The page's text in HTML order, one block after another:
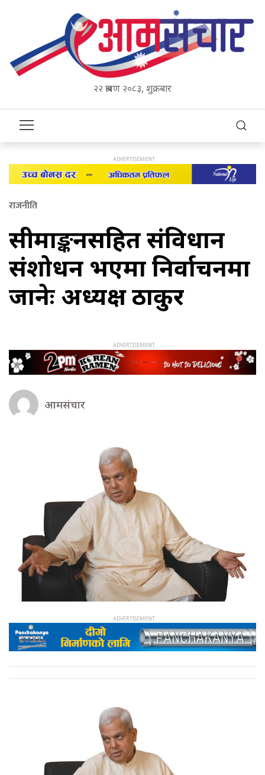
२२ श्रावण २०८३, शुक्रबार
राजनीति
सीमाङ्कनसहित संविधान
संशोधन भएमात्र निर्वाचनमा
जानेः अध्यक्ष ठाकुर
आमसंचार